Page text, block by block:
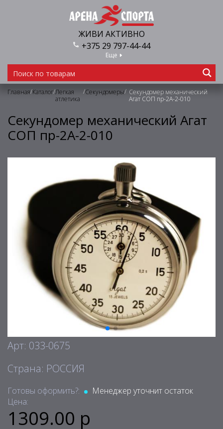
ЖИВИ АКТИВНО
+375 29 797-44-44
Еще
Главная/Каталог/Легкая
атлетика
/Секундомеры/ Секундомер механический
Агат СОП пр-2А-2-010
Секундомер механический Агат
СОП пр-2А-2-010
Арт: 033-0675
Страна: РОССИЯ
Готовы оформить?:
Менеджер уточнит остаток
Цена:
1309.00 р